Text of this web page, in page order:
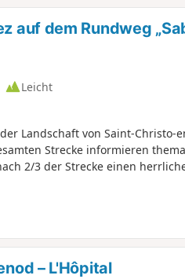
auf dem Rundweg
Leicht
Landschaft von Saint-Christo-
Strecke informieren
2/3 der Strecke einen
– L'Hôpital